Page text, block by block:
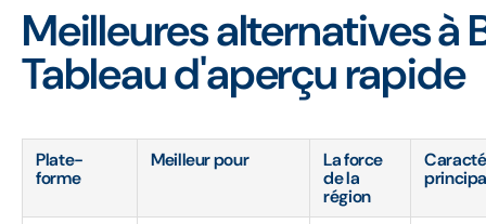
Meilleures alternatives à
Tableau d'aperçu rapide
Plate-
forme
Meilleur pour
La force
de la
région